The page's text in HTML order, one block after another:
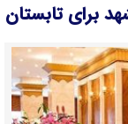
برای تابستان